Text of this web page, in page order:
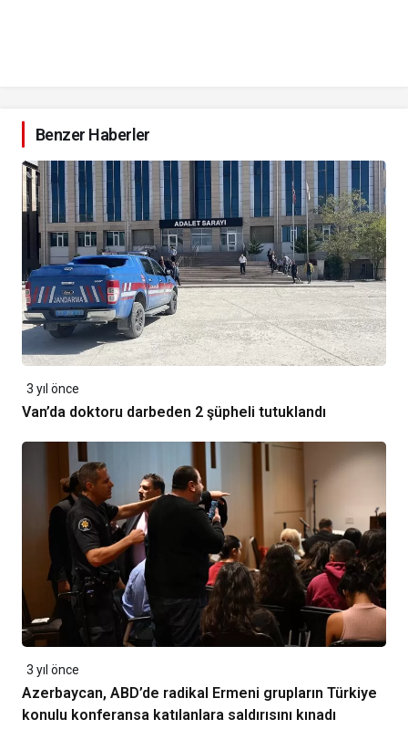
Benzer Haberler
3 yıl önce
Van’da doktoru darbeden 2 şüpheli tutuklandı
3 yıl önce
Azerbaycan, ABD’de radikal Ermeni grupların Türkiye
konulu konferansa katılanlara saldırısını kınadı